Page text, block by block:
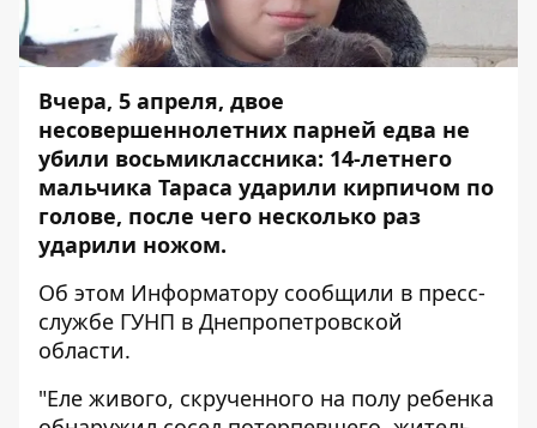
Вчера, 5 апреля, двое
несовершеннолетних парней едва не
убили восьмиклассника: 14-летнего
мальчика Тараса ударили кирпичом по
голове, после чего несколько раз
ударили ножом.
Об этом Информатору сообщили в пресс-
службе ГУНП в Днепропетровской
области.
"Еле живого, скрученного на полу ребенка